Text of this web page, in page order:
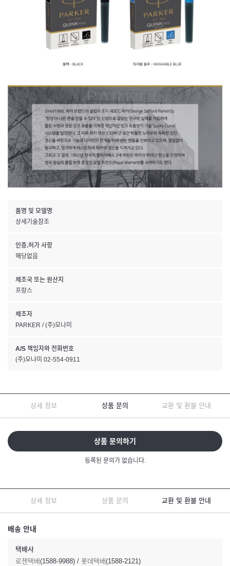
품명 및 모델명
상세기술참조
인증.허가 사항
해당없음
제조국 또는 원산지
프랑스
제조자
PARKER / (주)모나미
A/S 책임자와 전화번호
(주)모나미 02-554-0911
상세 정보 상품 문의 교환 및 환불 안내
상품 문의하기
등록된 문의가 없습니다.
상세 정보 상품 문의 교환 및 환불 안내
배송 안내
택배사
로젠택배(1588-9988) / 롯데택배(1588-2121)